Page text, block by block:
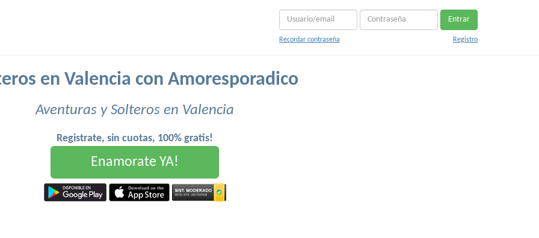
Entrar
Recordar contraseña Registro
en Valencia con Amoresporadico
Aventuras y Solteros en Valencia
Registrate, sin cuotas, 100% gratis!
Enamorate YA!